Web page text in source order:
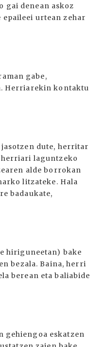
gai denean askoz
urtean zehar
gabe,
Herriarekin kontaktu
dute, herritar
herriari laguntzeko
alde borrokan
litzateke. Hala
badaukate,
hiriguneetan) bake
bezala. Baina, herri
berean eta baliabide
gehiengoa eskatzen